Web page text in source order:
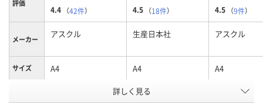
評価
4.4 （42件） 4.5 （18件） 4.5 （9件）
メーカー アスクル 生産日本社 アスクル
サイズ A4 A4 A4
袋入り（吊しひもな
し）
袋入り（吊しひもな
し）
詳しく見る